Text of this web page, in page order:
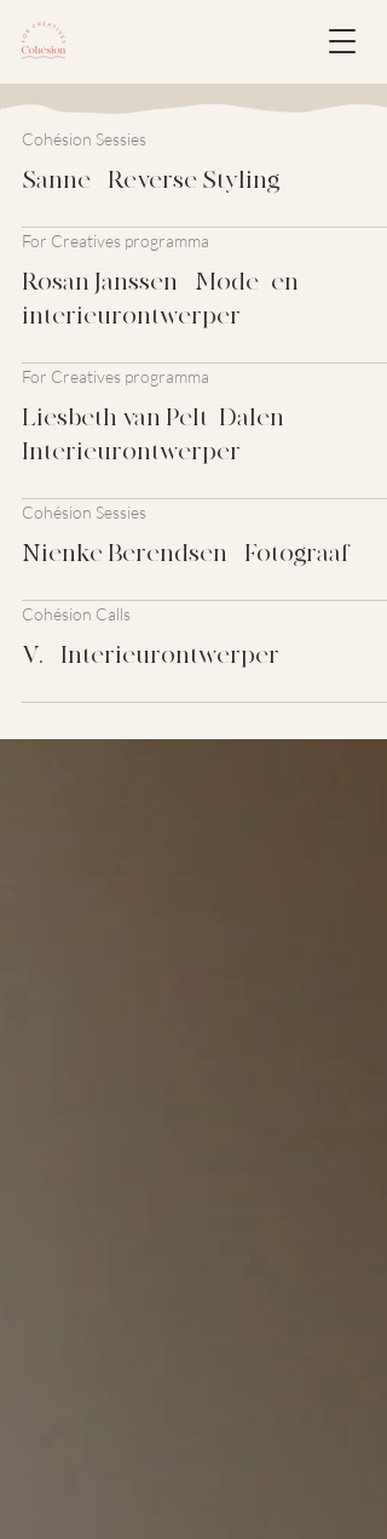
Cohésion Sessies
Sanne - Reverse Styling
For Creatives programma
Rosan Janssen - Mode- en
interieurontwerper
For Creatives programma
Liesbeth van Pelt- Dalen -
Interieurontwerper
Cohésion Sessies
Nienke Berendsen - Fotograaf
Cohésion Calls
V. - Interieurontwerper